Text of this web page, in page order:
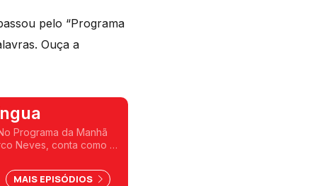
pelo “Programa
Ouça a
Programa da Manhã
Neves, conta como a
MAIS EPISÓDIOS